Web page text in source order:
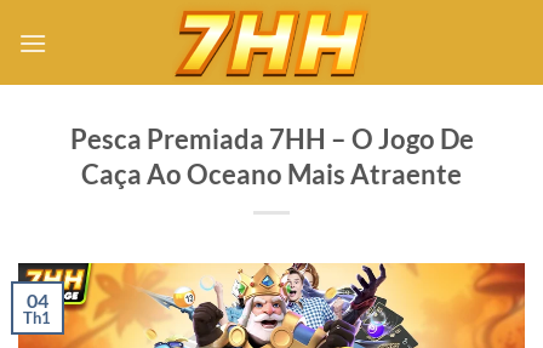
qua
Pesca Premiada 7HH – O Jogo De
Caça Ao Oceano Mais Atraente
04
Th1